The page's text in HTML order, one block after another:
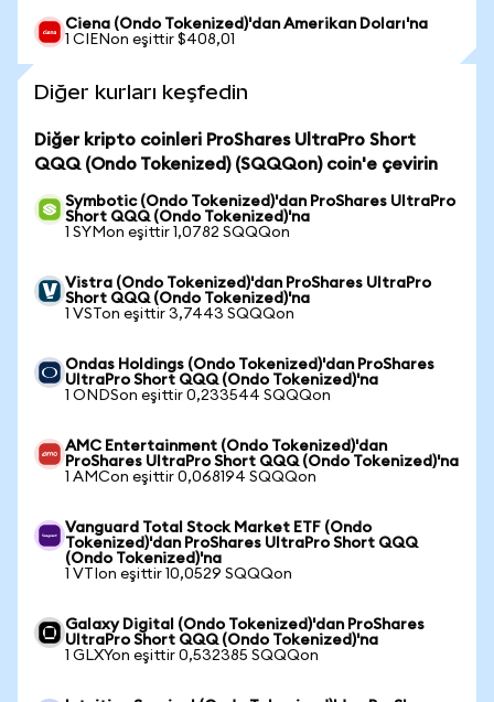
Ciena (Ondo Tokenized)'dan Amerikan Doları'na
1 CIENon eşittir $408,01
Diğer kurları keşfedin
Diğer kripto coinleri ProShares UltraPro Short
QQQ (Ondo Tokenized) (SQQQon) coin'e çevirin
Symbotic (Ondo Tokenized)'dan ProShares UltraPro
Short QQQ (Ondo Tokenized)'na
1 SYMon eşittir 1,0782 SQQQon
Vistra (Ondo Tokenized)'dan ProShares UltraPro
Short QQQ (Ondo Tokenized)'na
1 VSTon eşittir 3,7443 SQQQon
Ondas Holdings (Ondo Tokenized)'dan ProShares
UltraPro Short QQQ (Ondo Tokenized)'na
1 ONDSon eşittir 0,233544 SQQQon
AMC Entertainment (Ondo Tokenized)'dan
ProShares UltraPro Short QQQ (Ondo Tokenized)'na
1 AMCon eşittir 0,068194 SQQQon
Vanguard Total Stock Market ETF (Ondo
Tokenized)'dan ProShares UltraPro Short QQQ
(Ondo Tokenized)'na
1 VTIon eşittir 10,0529 SQQQon
Galaxy Digital (Ondo Tokenized)'dan ProShares
UltraPro Short QQQ (Ondo Tokenized)'na
1 GLXYon eşittir 0,532385 SQQQon